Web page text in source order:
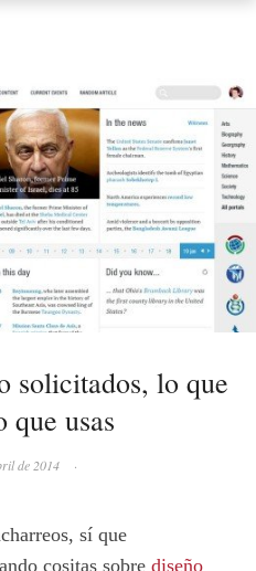
solicitados, lo que
que usas
de 2014 ·
sí que
cositas sobre diseño